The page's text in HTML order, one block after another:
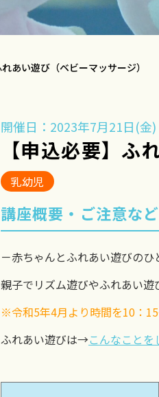
れあい遊び（ベビーマッサージ）
開催日：2023年7月21日(金)
【申込必要】ふ
乳幼児
講座概要・ご注意など
－赤ちゃんとふれあい遊びのひ
親子でリズム遊びやふれあい遊
※令和5年4月より時間を10：15
ふれあい遊びは→こんなことを